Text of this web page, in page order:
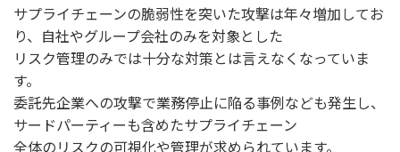
サプライチェーンの脆弱性を突いた攻撃は年々増加してお
り、自社やグループ会社のみを対象とした
リスク管理のみでは十分な対策とは言えなくなっていま
す。
委託先企業への攻撃で業務停止に陥る事例なども発生し、
サードパーティーも含めたサプライチェーン
全体のリスクの可視化や管理が求められています。